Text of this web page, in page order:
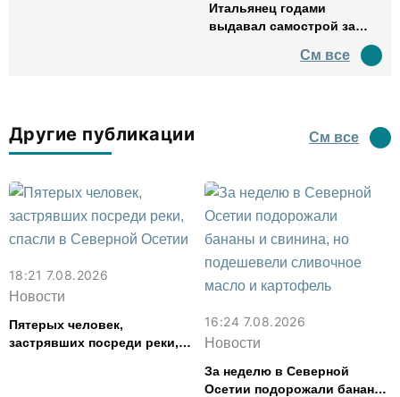
Итальянец годами
выдавал самострой за
водил туда туристов
См все
Другие публикации См все
18:21 7.08.2026
Новости
Пятерых человек,
застрявших посреди реки,
16:24 7.08.2026
Новости
За неделю в Северной
Осетии подорожали бананы